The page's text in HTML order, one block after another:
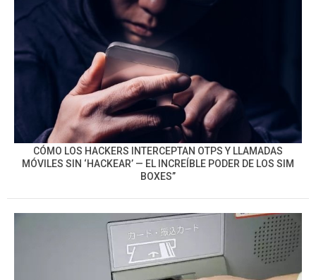
CÓMO LOS HACKERS INTERCEPTAN OTPS Y LLAMADAS
MÓVILES SIN ‘HACKEAR’ — EL INCREÍBLE PODER DE LOS SIM
BOXES”